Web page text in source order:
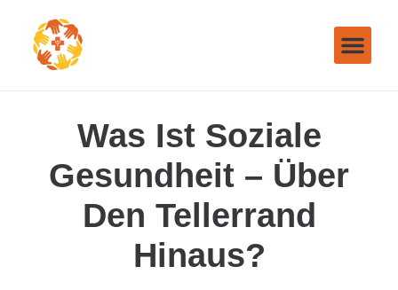
Was Ist Soziale
Gesundheit – Über
Den Tellerrand
Hinaus?